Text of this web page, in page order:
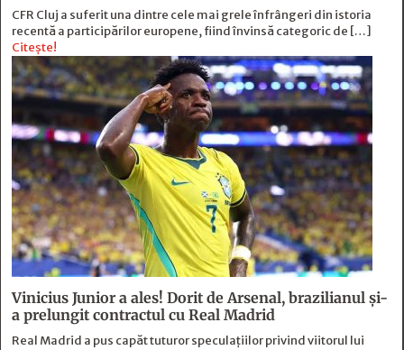
CFR Cluj a suferit una dintre cele mai grele înfrângeri din istoria
recentă a participărilor europene, fiind învinsă categoric de […]
Citește!
Vinicius Junior a ales! Dorit de Arsenal, brazilianul și-
a prelungit contractul cu Real Madrid
Real Madrid a pus capăt tuturor speculațiilor privind viitorul lui